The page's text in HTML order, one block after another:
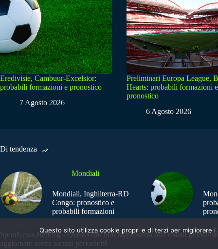
Eredivisie, Cambuur-Excelsior:
probabili formazioni e pronostico
7 Agosto 2026
Preliminari Europa League,
Hearts: probabili formazioni e
pronostico
6 Agosto 2026
Di tendenza
Mondiali
Mondiali, Inghilterra-RD
Congo: pronostico e
probabili formazioni
SportNews.BetFlag - Questo sito non rappresenta una testata
aggiornato senza alcuna periodicità
Questo sito utilizza cookie propri e di terzi per migliorare